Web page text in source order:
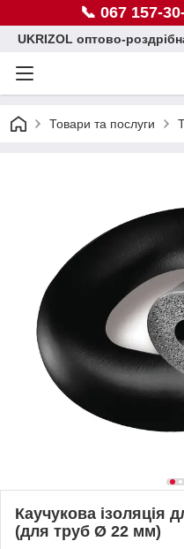
📞 067 157-
UKRIZOL оптово-
Товари та послуги
Каучукова ізоляція
(для труб Ø 22 мм)